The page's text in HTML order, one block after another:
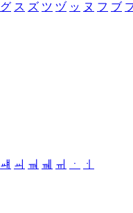
グ ス ズ ツ ヅ ッ ヌ フ ブ
ㆈ ㆉ ㆊ ㆋ ㆌ ㆍ
ㆎ